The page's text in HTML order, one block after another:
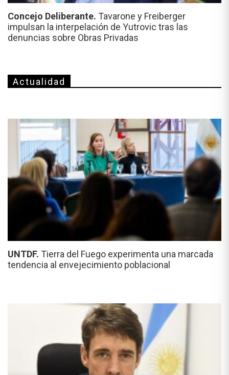
Concejo Deliberante. Tavarone y Freiberger
impulsan la interpelación de Yutrovic tras las
denuncias sobre Obras Privadas
Actualidad
UNTDF. Tierra del Fuego experimenta una marcada
tendencia al envejecimiento poblacional